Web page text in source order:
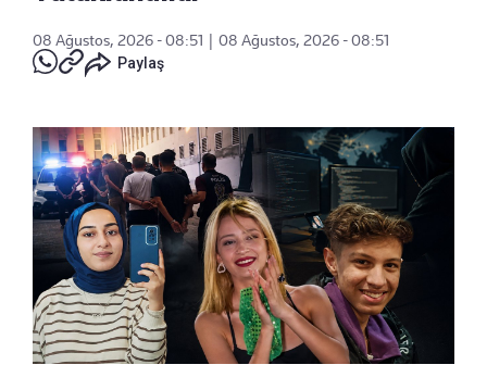
08 Ağustos, 2026 - 08:51
08 Ağustos, 2026 - 08:51
Paylaş